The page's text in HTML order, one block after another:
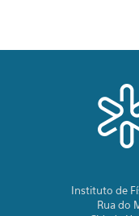
Instituto de
Rua do